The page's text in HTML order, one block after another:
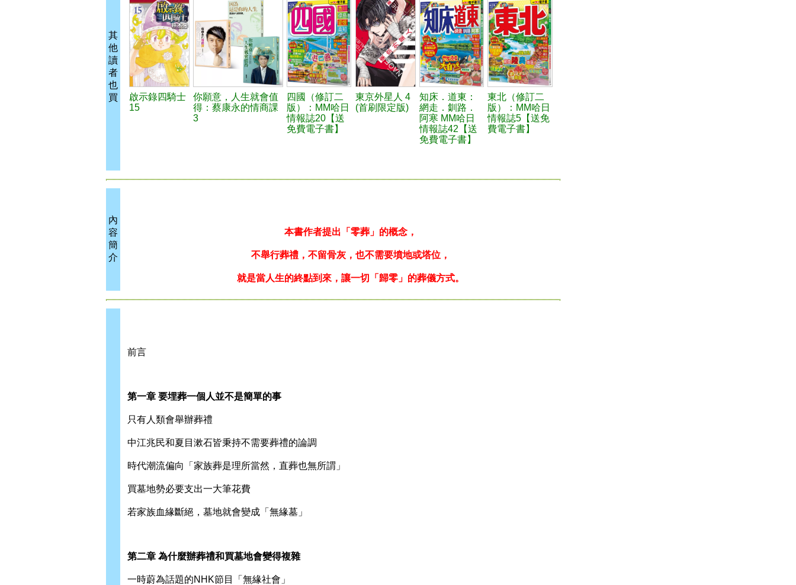
其
他
讀
者
也
買
啟示錄四騎士
15
你願意，人生就會值
得：蔡康永的情商課
3
四國（修訂二
版）：MM哈日
情報誌20【送
免費電子書】
東京外星人 4
(首刷限定版)
知床．道東：
網走．釧路．
阿寒 MM哈日
情報誌42【送
免費電子書】
東北（修訂二
版）：MM哈日
情報誌5【送免
費電子書】
內
容
簡
介
本書作者提出「零葬」的概念，
不舉行葬禮，不留骨灰，也不需要墳地或塔位，
就是當人生的終點到來，讓一切「歸零」的葬儀方式。
前言
第一章 要埋葬一個人並不是簡單的事
只有人類會舉辦葬禮
中江兆民和夏目漱石皆秉持不需要葬禮的論調
時代潮流偏向「家族葬是理所當然，直葬也無所謂」
買墓地勢必要支出一大筆花費
若家族血緣斷絕，墓地就會變成「無緣墓」
第二章 為什麼辦葬禮和買墓地會變得複雜
一時蔚為話題的NHK節目「無緣社會」